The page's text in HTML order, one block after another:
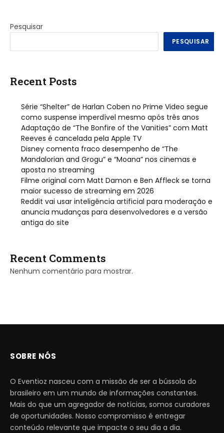
Pesquisar
PESQUISAR
Recent Posts
Série “Shelter” de Harlan Coben no Prime Video segue
como suspense imperdível mesmo após três anos
Adaptação de “The Bonfire of the Vanities” com Matt
Reeves é cancelada pela Apple TV
Disney comenta fraco desempenho de “The
Mandalorian and Grogu” e “Moana” nos cinemas e
aposta no streaming
Filme original com Matt Damon e Ben Affleck se torna
maior sucesso de streaming em 2026
Reddit vai usar inteligência artificial para moderação e
anuncia mudanças para desenvolvedores e a versão
antiga do site
Recent Comments
Nenhum comentário para mostrar.
SOBRE NÓS
O Eventioz nasceu com a missão de ser a bússola do
brasileiro em um mundo de informações constantes.
Mais do que um agregador de notícias, somos curadores
de oportunidades. Nosso compromisso é entregar
conteúdo relevante que impacte o seu dia a dia.